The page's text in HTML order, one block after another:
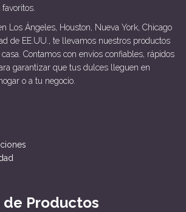
Los Ángeles, Houston, Nueva York, Chicago
de EE.UU., te llevamos nuestros productos
Contamos con envíos confiables, rápidos
garantizar que tus dulces lleguen en
o a tu negocio.
Productos